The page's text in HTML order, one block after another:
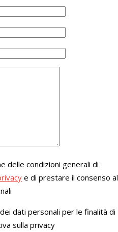
delle condizioni generali di
e di prestare il consenso al
dati personali per le finalità di
sulla privacy